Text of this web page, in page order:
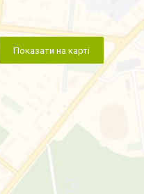
Показати на карті